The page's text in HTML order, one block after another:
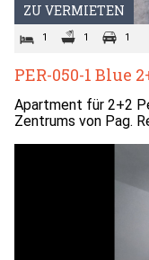
ZU VERMIETEN
1 1 1
PER-050-1 Blue
Apartment für 2+2
Zentrums von Pag.